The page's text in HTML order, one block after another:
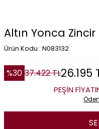
Altın Yonca Zincir
Ürün Kodu : N083132
%30 37.422TL26.195
PEŞİN